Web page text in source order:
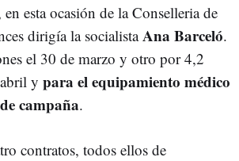
esta ocasión de la Conselleria de
dirigía la socialistaAna Barceló.
el 30 de marzo y otro por 4,2
y para el equipamiento médico
campaña.
contratos, todos ellos de